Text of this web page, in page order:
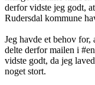
derfor vidste jeg godt,
Rudersdal kommune
Jeg havde et behov
delte derfor mailen i
vidste godt, da jeg
noget stort.